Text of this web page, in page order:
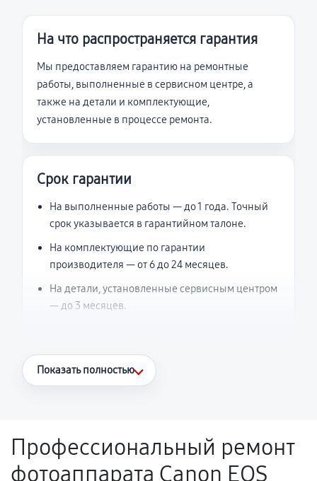
На что распространяется гарантия
Мы предоставляем гарантию на ремонтные
работы, выполненные в сервисном центре, а
также на детали и комплектующие,
установленные в процессе ремонта.
Срок гарантии
На выполненные работы — до 1 года. Точный
срок указывается в гарантийном талоне.
На комплектующие по гарантии
производителя — от 6 до 24 месяцев.
На детали, установленные сервисным центром
— до 3 месяцев.
Что считается гарантийным случаем
Поломка установленной детали при
нормальной эксплуатации в течение
Показать полностью
Профессиональный ремонт
фотоаппарата Canon EOS